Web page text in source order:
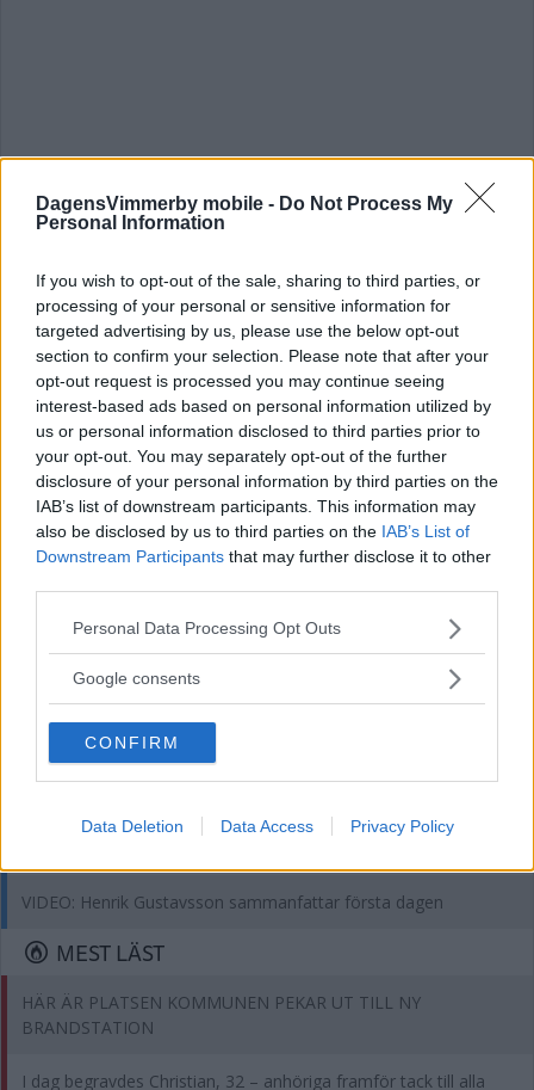
DagensVimmerby mobile - Do Not Process My
Personal Information
If you wish to opt-out of the sale, sharing to third parties, or
processing of your personal or sensitive information for
targeted advertising by us, please use the below opt-out
section to confirm your selection. Please note that after your
opt-out request is processed you may continue seeing
interest-based ads based on personal information utilized by
us or personal information disclosed to third parties prior to
your opt-out. You may separately opt-out of the further
disclosure of your personal information by third parties on the
IAB’s list of downstream participants. This information may
also be disclosed by us to third parties on the IAB’s List of
Downstream Participants that may further disclose it to other
Please note that this website/app uses one or more Google
not limited to your visit or usage behaviour. You may click to
use your data for below specified purposes in below Google
consent section.
Personal Data Processing Opt Outs
Google consents
CONFIRM
Data Deletion Data Access Privacy Policy
Rekordår för Vimmerbyföretaget under
pandemin – utökat personalstyrkan
NÄRINGSLIV 09 februari 2021 17.01
Läs in fler nyheter
SENASTE
RESULTAT: Så är ställningen i SM – Fransson tvåa
"Fimpen" fick inte jubla i debuten: "Kan inte kräva mer"
VIDEO: Henrik Gustavsson sammanfattar första dagen
MEST LÄST
HÄR ÄR PLATSEN KOMMUNEN PEKAR UT TILL NY
BRANDSTATION
I dag begravdes Christian, 32 – anhöriga framför tack till alla